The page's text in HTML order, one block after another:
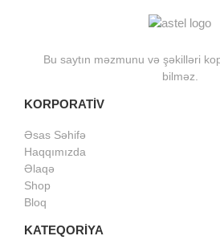
Bu saytın məzmunu və şəkilləri
bilməz.
KORPORATİV
Əsas Səhifə
Haqqımızda
Əlaqə
Shop
Bloq
KATEQORİYA